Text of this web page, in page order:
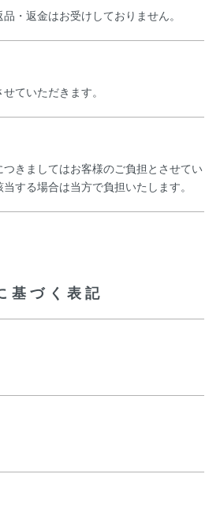
・返金はお受けしておりません。
ていただきます。
きましてはお客様のご負担とさせてい
する場合は当方で負担いたします。
基づく表記